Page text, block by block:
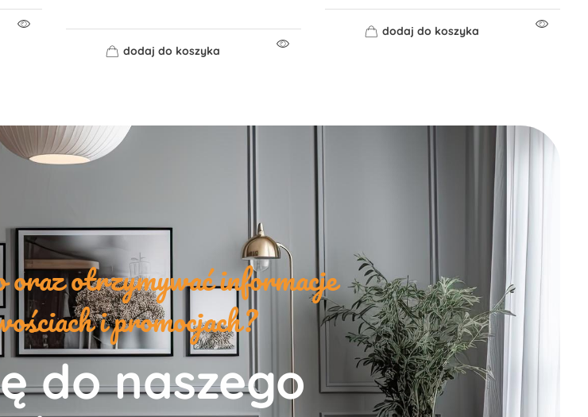
dodaj do koszyka
dodaj do koszyka
oraz otrzymywać informacje
i promocjach?
do naszego